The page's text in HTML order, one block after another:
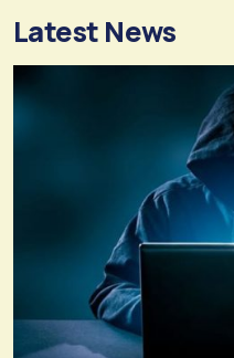
Latest News